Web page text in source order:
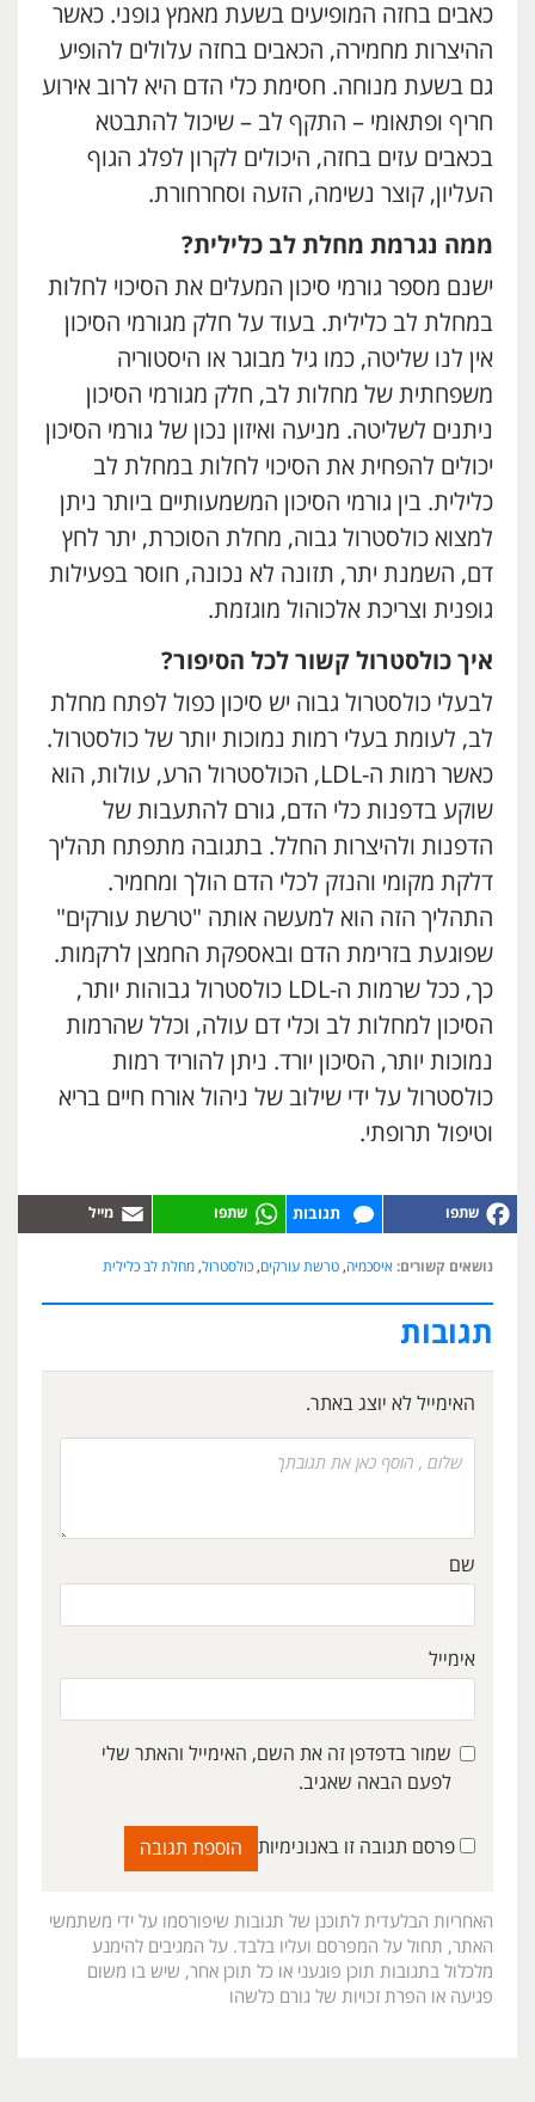
כאבים בחזה המופיעים בשעת מאמץ גופני. כאשר
ההיצרות מחמירה, הכאבים בחזה עלולים להופיע
גם בשעת מנוחה. חסימת כלי הדם היא לרוב אירוע
חריף ופתאומי – התקף לב – שיכול להתבטא
בכאבים עזים בחזה, היכולים לקרון לפלג הגוף
העליון, קוצר נשימה, הזעה וסחרחורת.
ממה נגרמת מחלת לב כלילית?
ישנם מספר גורמי סיכון המעלים את הסיכוי לחלות
במחלת לב כלילית. בעוד על חלק מגורמי הסיכון
אין לנו שליטה, כמו גיל מבוגר או היסטוריה
משפחתית של מחלות לב, חלק מגורמי הסיכון
ניתנים לשליטה. מניעה ואיזון נכון של גורמי הסיכון
יכולים להפחית את הסיכוי לחלות במחלת לב
כלילית. בין גורמי הסיכון המשמעותיים ביותר ניתן
למצוא כולסטרול גבוה, מחלת הסוכרת, יתר לחץ
דם, השמנת יתר, תזונה לא נכונה, חוסר בפעילות
גופנית וצריכת אלכוהול מוגזמת.
איך כולסטרול קשור לכל הסיפור?
לבעלי כולסטרול גבוה יש סיכון כפול לפתח מחלת
לב, לעומת בעלי רמות נמוכות יותר של כולסטרול.
כאשר רמות ה-LDL, הכולסטרול הרע, עולות, הוא
שוקע בדפנות כלי הדם, גורם להתעבות של
הדפנות ולהיצרות החלל. בתגובה מתפתח תהליך
דלקת מקומי והנזק לכלי הדם הולך ומחמיר.
התהליך הזה הוא למעשה אותה "טרשת עורקים"
שפוגעת בזרימת הדם ובאספקת החמצן לרקמות.
כך, ככל שרמות ה-LDL כולסטרול גבוהות יותר,
הסיכון למחלות לב וכלי דם עולה, וכלל שהרמות
נמוכות יותר, הסיכון יורד. ניתן להוריד רמות
כולסטרול על ידי שילוב של ניהול אורח חיים בריא
וטיפול תרופתי.
תגובות
נושאים קשורים: איסכמיה, טרשת עורקים, כולסטרול, מחלת לב כלילית
תגובות
האימייל לא יוצג באתר.
שם
אימייל
שמור בדפדפן זה את השם, האימייל והאתר שלי
לפעם הבאה שאגיב.
פרסם תגובה זו באנונימיות
האחריות הבלעדית לתוכנן של תגובות שיפורסמו על ידי משתמשי
האתר, תחול על המפרסם ועליו בלבד. על המגיבים להימנע
מלכלול בתגובות תוכן פוגעני או כל תוכן אחר, שיש בו משום
פגיעה או הפרת זכויות של גורם כלשהו